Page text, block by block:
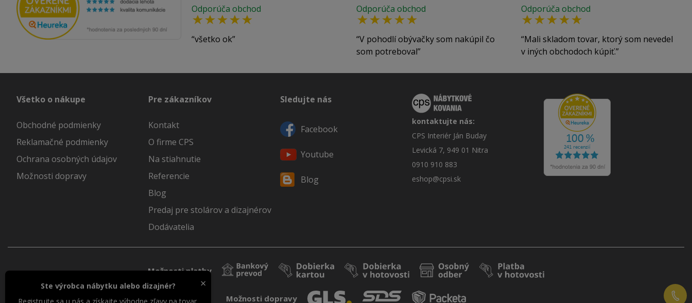
Odporúča obchod
všetko ok
Odporúča obchod
V pohodlí obývačky som nakúpil čo
som potreboval
Odporúča obchod
Mali skladom tovar, ktorý som nevedel
v iných obchodoch kúpiť.
Všetko o nákupe
Obchodné podmienky
Reklamačné podmienky
Ochrana osobných údajov
Možnosti dopravy
Pre zákazníkov
Kontakt
O firme CPS
Na stiahnutie
Referencie
Blog
Predaj pre stolárov a dizajnérov
Dodávatelia
Sledujte nás
Facebook
Youtube
Blog
kontaktujte nás:
CPS Interiér Ján Buday
Levická 7, 949 01 Nitra
0910 910 883
eshop@cpsi.sk
Možnosti platby
Možnosti dopravy
×
Ste výrobca nábytku alebo dizajnér?